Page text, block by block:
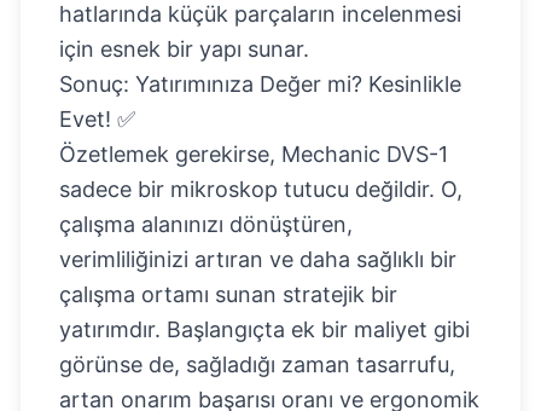
hatlarında küçük parçaların incelenmesi
için esnek bir yapı sunar.
Sonuç: Yatırımınıza Değer mi? Kesinlikle
Evet! ✅
Özetlemek gerekirse, Mechanic DVS-1
sadece bir mikroskop tutucu değildir. O,
çalışma alanınızı dönüştüren,
verimliliğinizi artıran ve daha sağlıklı bir
çalışma ortamı sunan stratejik bir
yatırımdır. Başlangıçta ek bir maliyet gibi
görünse de, sağladığı zaman tasarrufu,
artan onarım başarısı oranı ve ergonomik